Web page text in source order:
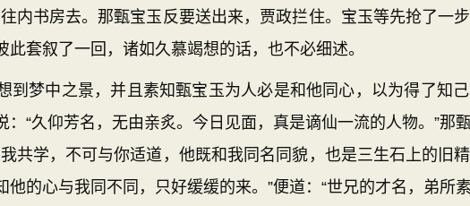
内书房去。那甄宝玉反要送出来，贾政拦住。宝玉等先抢了一
套叙了一回，诸如久慕竭想的话，也不必细述。
梦中之景，并且素知甄宝玉为人必是和他同心，以为得了知
：“久仰芳名，无由亲炙。今日见面，真是谪仙一流的人物。”那
共学，不可与你适道，他既和我同名同貌，也是三生石上的旧
他的心与我同不同，只好缓缓的来。”便道：“世兄的才名，弟所